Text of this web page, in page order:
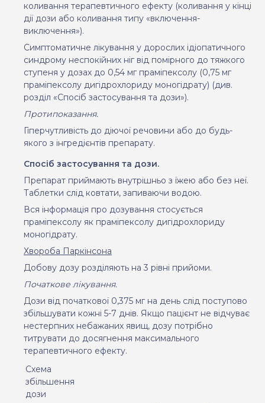
коливання терапевтичного ефекту (коливання у кінці
дії дози або коливання типу «включення-
виключення»).
Симптоматичне лікування у дорослих ідіопатичного
синдрому неспокійних ніг від помірного до тяжкого
ступеня у дозах до 0,54 мг праміпексолу (0,75 мг
праміпексолу дигідрохлориду моногідрату) (див.
розділ «Спосіб застосування та дози»).
Протипоказання.
Гіперчутливість до діючої речовини або до будь-
якого з інгредієнтів препарату.
Спосіб застосування та дози.
Препарат приймають внутрішньо з їжею або без неї.
Таблетки слід ковтати, запиваючи водою.
Вся інформація про дозування стосується
праміпексолу як праміпексолу дигідрохлориду
моногідрату.
Хвороба Паркінсона
Добову дозу розділяють на 3 рівні прийоми.
Початкове лікування.
Дози від початкової 0,375 мг на день слід поступово
збільшувати кожні 5-7 днів. Якщо пацієнт не відчуває
нестерпних небажаних явищ, дозу потрібно
титрувати до досягнення максимального
терапевтичного ефекту.
Схема
збільшення
дози